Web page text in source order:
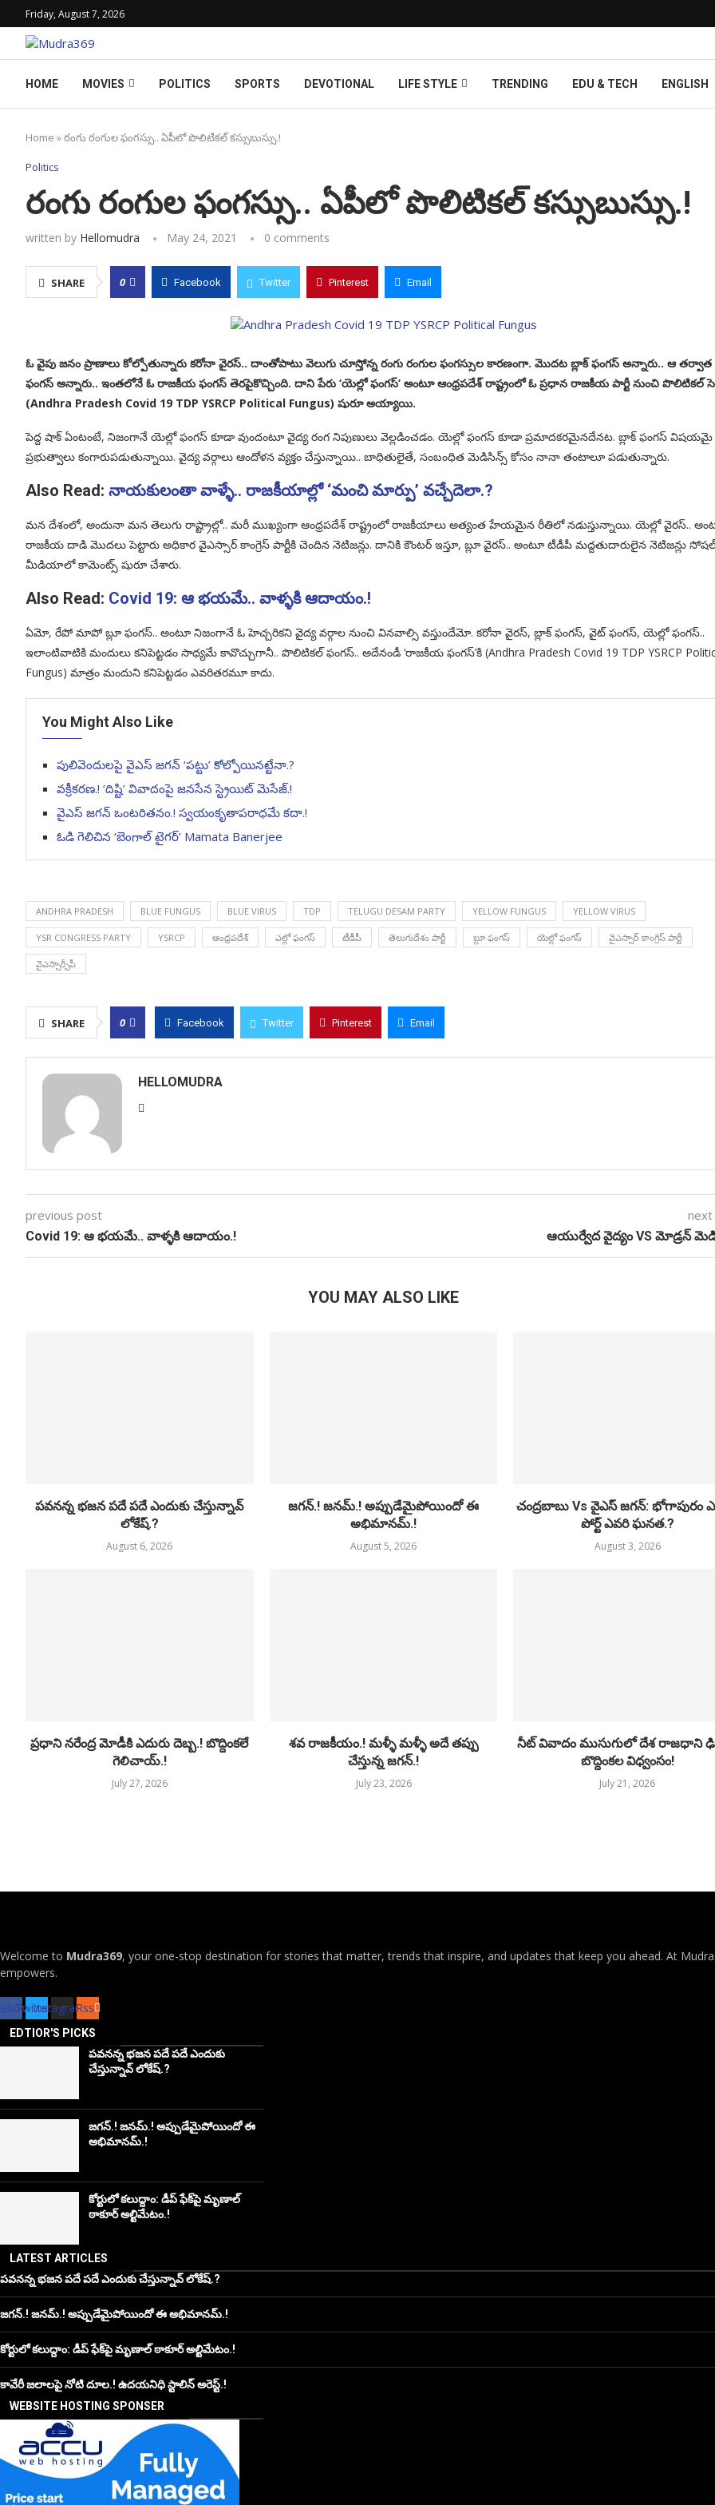
Friday, August 7, 2026
HOME MOVIES POLITICS SPORTS DEVOTIONAL LIFE STYLE TRENDING EDU & TECH ENGLISH
Home »రంగు రంగుల ఫంగస్సు.. ఏపీలో పొలిటికల్ కస్సుబుస్సు.!
Politics
రంగు రంగుల ఫంగస్సు.. ఏపీలో పొలిటికల్ కస్సుబుస్సు.!
written by Hellomudra May 24, 2021 0 comments
SHARE 0 Facebook Twitter Pinterest Email
ఓ వైపు జనం ప్రాణాలు కోల్పోతున్నారు కరోనా వైరస్.. దాంతోపాటు వెలుగు చూస్తోన్న రంగు రంగుల ఫంగస్సుల కారణంగా. మొదట బ్లాక్ ఫంగస్ అన్నారు.. ఆ
ఫంగస్ అన్నారు.. ఇంతలోనే ఓ రాజకీయ ఫంగస్ తెరపైకొచ్చింది. దాని పేరు ‘యెల్లో ఫంగస్’ అంటూ ఆంధ్రపదేశ్ రాష్ట్రంలో ఓ ప్రధాన రాజకీయ పార్టీ నుంచి పొలిటికల్
(Andhra Pradesh Covid 19 TDP YSRCP Political Fungus) షురూ అయ్యాయి.
పెద్ద షాక్ ఏంటంటే, నిజంగానే యెల్లో ఫంగస్ కూడా వుందంటూ వైద్య రంగ నిపుణులు వెల్లడించడం. యెల్లో ఫంగస్ కూడా ప్రమాదకరమైనదేనట. బ్లాక్ ఫంగస్ విషయమై
ప్రభుత్వాలు కంగారుపడుతున్నాయి. వైద్య వర్గాలు ఆందోళన వ్యక్తం చేస్తున్నాయి.. బాధితులైతే, సంబంధిత మెడిసిన్స్ కోసం నానా తంటాలూ పడుతున్నారు.
Also Read: నాయకులంతా వాళ్ళే.. రాజకీయాల్లో ‘మంచి మార్పు’ వచ్చేదెలా.?
మన దేశంలో, అందునా మన తెలుగు రాష్ట్రాల్లో.. మరీ ముఖ్యంగా ఆంధ్రపదేశ్ రాష్ట్రంలో రాజకీయాలు అత్యంత హేయమైన రీతిలో నడుస్తున్నాయి. యెల్లో వైరస్..
రాజకీయ దాడి మొదలు పెట్టారు అధికార వైఎస్సార్ కాంగ్రెస్ పార్టీకి చెందిన నెటిజన్లు. దానికి కౌంటర్ ఇస్తూ, బ్లూ వైరస్.. అంటూ టీడీపీ మద్దతుదారులైన నెటిజన్లు
మీడియాలో కామెంట్స్ షురూ చేశారు.
Also Read: Covid 19: ఆ భయమే.. వాళ్ళకి ఆదాయం.!
ఏమో, రేపో మాపో బ్లూ ఫంగస్.. అంటూ నిజంగానే ఓ హెచ్చరికని వైద్య వర్గాల నుంచి వినవాల్సి వస్తుందేమో. కరోనా వైరస్, బ్లాక్ ఫంగస్, వైట్ ఫంగస్, యెల్లో ఫంగస్..
ఇలాంటివాటికి మందులు కనిపెట్టడం సాధ్యమే కావొచ్చుగానీ.. పొలిటికల్ ఫంగస్.. అదేనండీ ‘రాజకీయ ఫంగస్’కి (Andhra Pradesh Covid 19 TDP YSRCP
Fungus) మాత్రం మందుని కనిపెట్టడం ఎవరితరమూ కాదు.
You Might Also Like
పులివెందులపై వైఎస్ జగన్ ‘పట్టు’ కోల్పోయినట్టేనా.?
వక్రీకరణ.! ‘దిష్టి’ వివాదంపై జనసేన స్ట్రెయిట్ మెసేజ్.!
వైఎస్ జగన్ ఒంటరితనం.! స్వయంకృతాపరాధమే కదా.!
ఓడి గెలిచిన ‘బెంగాల్ టైగర్’ Mamata Banerjee
ANDHRA PRADESH BLUE FUNGUS BLUE VIRUS TDP TELUGU DESAM PARTY YELLOW FUNGUS YELLOW VIRUS
YSR CONGRESS PARTY YSRCP ఆంధ్రపదేశ్ ఎల్లో ఫంగస్ టీడీపీ తెలుగుదేశం పార్టీ బ్లూ ఫంగస్ యెల్లో ఫంగస్ వైఎస్సార్ కాంగ్రెస్ పార్టీ
వైఎస్సార్సీపీ
SHARE 0 Facebook Twitter Pinterest Email
HELLOMUDRA
previous post
Covid 19: ఆ భయమే.. వాళ్ళకి ఆదాయం.! ఆయుర్వేద వైద్యం VS మోడ్రన్
YOU MAY ALSO LIKE
పవనన్న భజన పదే పదే ఎందుకు చేస్తున్నావ్
లోకేష్.?
August 6, 2026
జగన్.! జనమ్.! అప్పుడేమైపోయిందో ఈ
అభిమానమ్.!
August 5, 2026
చంద్రబాబు Vs వైఎస్ జగన్: భోగాపురం
పోర్ట్ ఎవరి ఘనత.?
August 3, 2026
ప్రధాని నరేంద్ర మోడీకి ఎదురు దెబ్బ.! బొద్దింకలే
గెలిచాయ్.!
July 27, 2026
శవ రాజకీయం.! మళ్ళీ మళ్ళీ అదే తప్పు
చేస్తున్న జగన్.!
July 23, 2026
నీట్ వివాదం ముసుగులో దేశ రాజధాని
బొద్దింకల విధ్వంసం!
July 21, 2026
Welcome to Mudra369, your one-stop destination for stories that matter, trends that inspire, and updates that keep you ahead. At
empowers.
TwitterInstagramRss
EDTIOR'S PICKS
పవనన్న భజన పదే పదే ఎందుకు
చేస్తున్నావ్ లోకేష్.?
జగన్.! జనమ్.! అప్పుడేమైపోయిందో ఈ
అభిమానమ్.!
కోర్టులో కలుద్దాం: డీప్ ఫేక్‌పై మృణాల్
ఠాకూర్ అల్టిమేటం.!
LATEST ARTICLES
పవనన్న భజన పదే పదే ఎందుకు చేస్తున్నావ్ లోకేష్.?
జగన్.! జనమ్.! అప్పుడేమైపోయిందో ఈ అభిమానమ్.!
కోర్టులో కలుద్దాం: డీప్ ఫేక్‌పై మృణాల్ ఠాకూర్ అల్టిమేటం.!
కావేరీ జలాలపై నోటి దూల.! ఉదయనిధి స్టాలిన్ అరెస్ట్.!
WEBSITE HOSTING SPONSER